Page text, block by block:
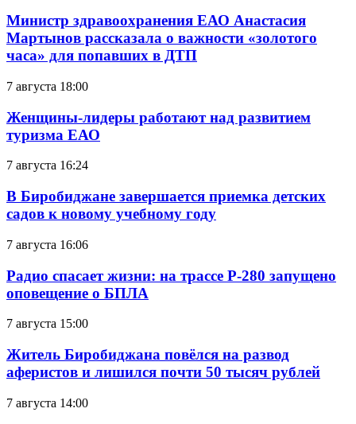
Министр здравоохранения ЕАО Анастасия
Мартынов рассказала о важности «золотого
часа» для попавших в ДТП
7 августа 18:00
Женщины-лидеры работают над развитием
туризма ЕАО
7 августа 16:24
В Биробиджане завершается приемка детских
садов к новому учебному году
7 августа 16:06
Радио спасает жизни: на трассе Р-280 запущено
оповещение о БПЛА
7 августа 15:00
Житель Биробиджана повёлся на развод
аферистов и лишился почти 50 тысяч рублей
7 августа 14:00